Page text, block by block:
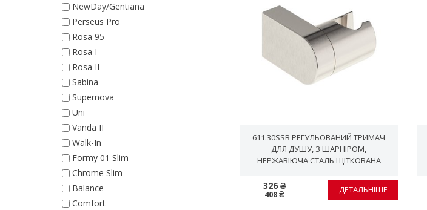
NewDay/Gentiana
Perseus Pro
Rosa 95
Rosa I
Rosa II
Sabina
Supernova
Uni
Vanda II
Walk-In
Formy 01 Slim
Chrome Slim
Balance
Comfort
611.30SSB РЕГУЛЬОВАНИЙ ТРИМАЧ
ДЛЯ ДУШУ, З ШАРНІРОМ,
НЕРЖАВІЮЧА СТАЛЬ ЩІТКОВАНА
326 ₴
408 ₴ ДЕТАЛЬНІШЕ